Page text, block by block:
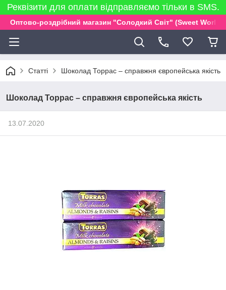
Реквізити для оплати відправляємо тільки в SMS.
Оптово-роздрібний магазин "Солодкий Світ" (Sweet World)
Статті Шоколад Торрас – справжня європейська якість
Шоколад Торрас – справжня європейська якість
13.07.2020